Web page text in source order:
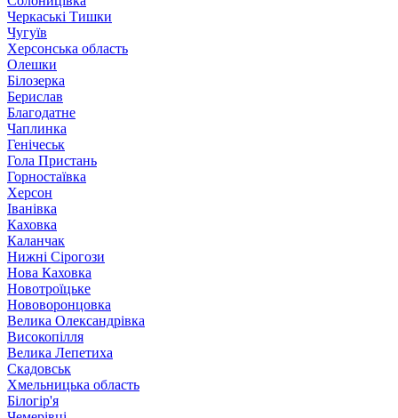
Черкаські Тишки
Чугуїв
Херсонська область
Олешки
Білозерка
Берислав
Благодатне
Чаплинка
Генічеськ
Гола Пристань
Горностаївка
Херсон
Іванівка
Каховка
Каланчак
Нижні Сірогози
Нова Каховка
Новотроїцьке
Нововоронцовка
Велика Олександрівка
Високопілля
Велика Лепетиха
Скадовськ
Хмельницька область
Білогір'я